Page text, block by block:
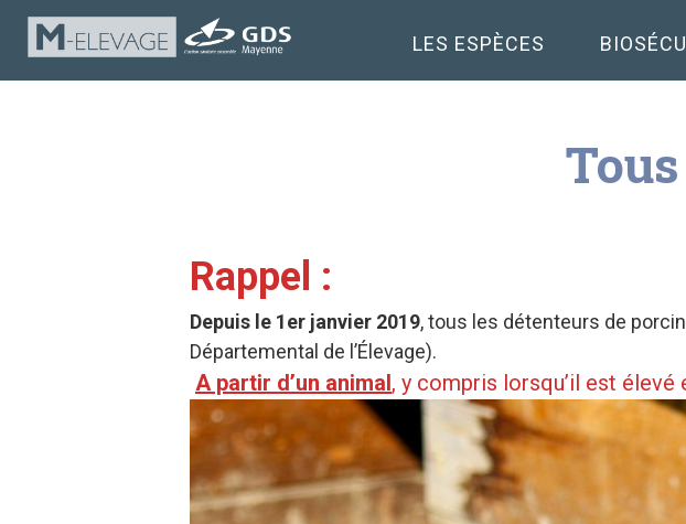
LES ESPÈCES
Rappel :
Depuis le 1er janvier 2019, tous les détenteurs de
Départemental de l’Élevage).
A partir d’un animal, y compris lorsqu’il est élevé